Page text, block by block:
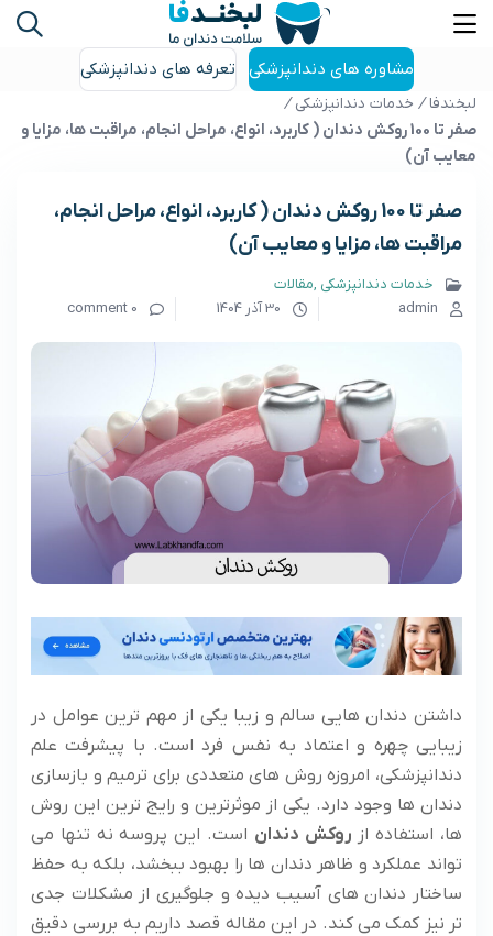
مشاوره های دندانپزشکی تعرفه های دندانپزشکی
لبخندفا / خدمات دندانپزشکی /
صفر تا 100 روکش دندان ( کاربرد، انواع، مراحل انجام، مراقبت ها، مزایا و
معایب آن)
صفر تا 100 روکش دندان ( کاربرد، انواع، مراحل انجام،
مراقبت ها، مزایا و معایب آن)
خدمات دندانپزشکی مقالات
admin
30 آذر 1404 0 comment
داشتن دندان هایی سالم و زیبا یکی از مهم ترین عوامل در
زیبایی چهره و اعتماد به نفس فرد است. با پیشرفت علم
دندانپزشکی، امروزه روش های متعددی برای ترمیم و بازسازی
دندان ها وجود دارد. یکی از موثرترین و رایج ترین این روش
ها، استفاده از روکش دندان است. این پروسه نه تنها می
تواند عملکرد و ظاهر دندان ها را بهبود ببخشد، بلکه به حفظ
ساختار دندان های آسیب دیده و جلوگیری از مشکلات جدی
تر نیز کمک می کند. در این مقاله قصد داریم به بررسی دقیق